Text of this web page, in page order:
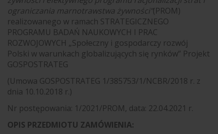
ograniczania marnotrawstwa żywności”(PROM)
realizowanego w ramach STRATEGICZNEGO
PROGRAMU BADAŃ NAUKOWYCH I PRAC
ROZWOJOWYCH „Społeczny i gospodarczy rozwój
Polski w warunkach globalizujących się rynków” Projekt
GOSPOSTRATEG
(Umowa GOSPOSTRATEG 1/385753/1/NCBR/2018 r. z
dnia 10.10.2018 r.)
Nr postępowania: 1/2021/PROM, data: 22.04.2021 r.
OPIS PRZEDMIOTU ZAMÓWIENIA: